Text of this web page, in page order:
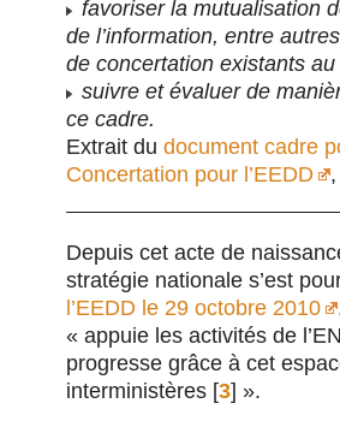
favoriser la mutualisation
de l’information, entre
de concertation existants
suivre et évaluer de
ce cadre.
Extrait du document cadre
Concertation pour l’EEDD
Depuis cet acte de
stratégie nationale s’est
l’EEDD le 29 octobre 2010
« appuie les activités de
progresse grâce à cet
interministères [3] ».